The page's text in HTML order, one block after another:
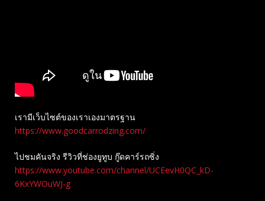
เรามีเว็บไซต์ของเราเองมาตรฐาน
https://www.goodcarrodzing.com/
ไปชมคันจริง รีวิวที่ช่องยู​ทูบ​ กู๊ดคาร์รถซิ่ง
https://www.youtube.com/channel/UCEevH0QC_kD-
6KxYWOuWJ-g